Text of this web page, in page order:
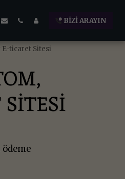
BIZI ARAYIN
E-ticaret Sitesi